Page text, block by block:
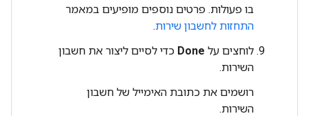
בו פעולות. פרטים נוספים מופיעים במאמר
התחזות לחשבון שירות.
לוחצים על Done כדי לסיים ליצור את חשבון
השירות.
רושמים את כתובת האימייל של חשבון
השירות.